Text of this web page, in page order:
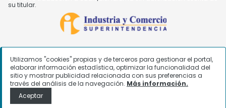
Utilizamos "cookies" propias y de terceros para gestionar el portal,
elaborar información estadística, optimizar la funcionalidad del
sitio y mostrar publicidad relacionada con sus preferencias a
través del análisis de la navegación. Más información.
Aceptar